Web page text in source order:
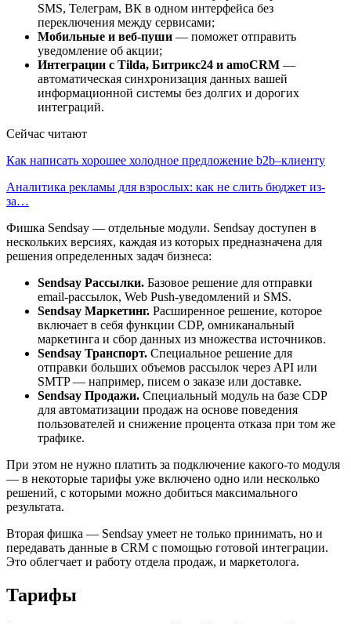
SMS, Телеграм, ВК в одном интерфейса без
переключения между сервисами;
Мобильные и веб-пуши — поможет отправить
уведомление об акции;
Интеграции с Tilda, Битрикс24 и amoCRM —
автоматическая синхронизация данных вашей
информационной системы без долгих и дорогих
интеграций.
Сейчас читают
Как написать хорошее холодное предложение b2b–клиенту
Аналитика рекламы для взрослых: как не слить бюджет из-
за…
Фишка Sendsay — отдельные модули. Sendsay доступен в
нескольких версиях, каждая из которых предназначена для
решения определенных задач бизнеса:
Sendsay Рассылки. Базовое решение для отправки
email-рассылок, Web Push-уведомлений и SMS.
Sendsay Маркетинг. Расширенное решение, которое
включает в себя функции CDP, омниканальный
маркетинга и сбор данных из множества источников.
Sendsay Транспорт. Специальное решение для
отправки больших объемов рассылок через API или
SMTP — например, писем о заказе или доставке.
Sendsay Продажи. Специальный модуль на базе CDP
для автоматизации продаж на основе поведения
пользователей и снижение процента отказа при том же
трафике.
При этом не нужно платить за подключение какого-то модуля
— в некоторые тарифы уже включено одно или несколько
решений, с которыми можно добиться максимального
результата.
Вторая фишка — Sendsay умеет не только принимать, но и
передавать данные в CRM с помощью готовой интеграции.
Это облегчает и работу отдела продаж, и маркетолога.
Тарифы